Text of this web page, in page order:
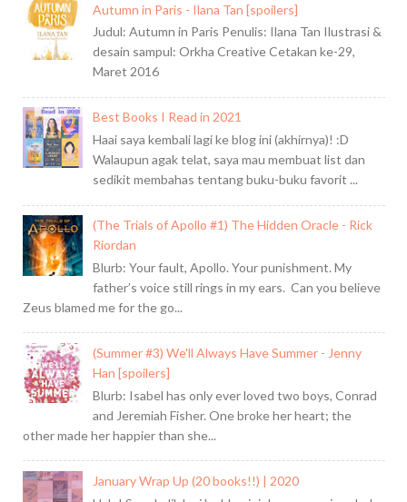
Autumn in Paris - Ilana Tan [spoilers]
Judul: Autumn in Paris Penulis: Ilana Tan Ilustrasi &
desain sampul: Orkha Creative Cetakan ke-29,
Maret 2016
Best Books I Read in 2021
Haai saya kembali lagi ke blog ini (akhirnya)! :D
Walaupun agak telat, saya mau membuat list dan
sedikit membahas tentang buku-buku favorit ...
(The Trials of Apollo #1) The Hidden Oracle - Rick
Riordan
Blurb: Your fault, Apollo. Your punishment. My
father’s voice still rings in my ears. Can you believe
Zeus blamed me for the go...
(Summer #3) We'll Always Have Summer - Jenny
Han [spoilers]
Blurb: Isabel has only ever loved two boys, Conrad
and Jeremiah Fisher. One broke her heart; the
other made her happier than she...
January Wrap Up (20 books!!) | 2020